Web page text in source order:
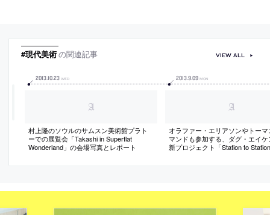
#現代美術の関連記事
2013.10.23 WED
村上隆のソウルのサムスン美術館プラト
ーでの展覧会「Takashi in Superflat
Wonderland」の会場写真とレポート
2013.9.09 MON
オラファー・エリアソンやトーマ
マンドも参加する、ダグ・エイケ
新プロジェクト「Station to
VIEW ALL